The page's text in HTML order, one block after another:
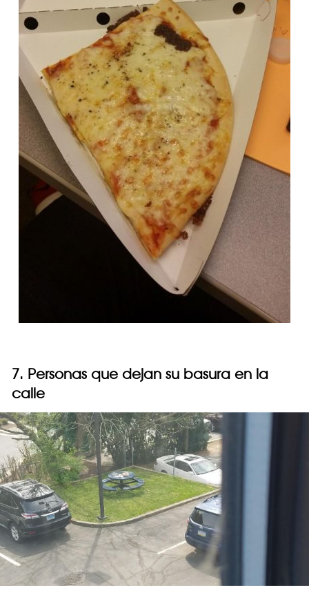
7. Personas que dejan su basura en la
calle